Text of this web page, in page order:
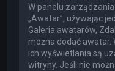
W panelu
„Awatar”, używając
Galeria awatarów,
można dodać awatar.
ich wyświetlania są
witryny. Jeśli nie